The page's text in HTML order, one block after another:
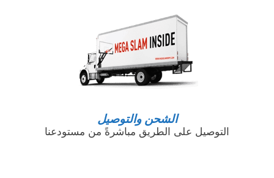
الشحن والتوصيل
التوصيل على الطريق مباشرةً من مستودعنا